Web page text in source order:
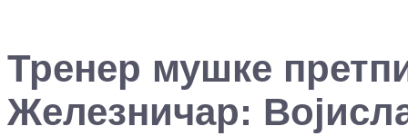
Тренер мушке
Железничар: